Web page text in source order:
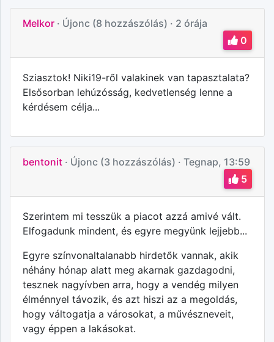
Melkor · Újonc (8 hozzászólás) · 2 órája
0
Sziasztok! Niki19-ről valakinek van tapasztalata?
Elsősorban lehúzósság, kedvetlenség lenne a
kérdésem célja...
bentonit · Újonc (3 hozzászólás) · Tegnap, 13:59
5
Szerintem mi tesszük a piacot azzá amivé vált.
Elfogadunk mindent, és egyre megyünk lejjebb...
Egyre színvonaltalanabb hirdetők vannak, akik
néhány hónap alatt meg akarnak gazdagodni,
tesznek nagyívben arra, hogy a vendég milyen
élménnyel távozik, és azt hiszi az a megoldás,
hogy váltogatja a városokat, a művészneveit,
vagy éppen a lakásokat.